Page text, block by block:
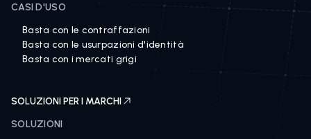
CASI D'USO
Basta con le contraffazioni
Basta con le usurpazioni d'identità
Basta con i mercati grigi
SOLUZIONI PER I MARCHI
SOLUZIONI